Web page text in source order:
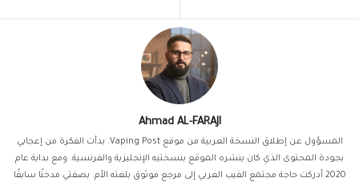
Ahmad AL-FARAJI
المسؤول عن إطلاق النسخة العربية من موقع Vaping Post. بدأت الفكرة من إعجابي
بجودة المحتوى الذي كان ينشره الموقع بنسختيه الإنجليزية والفرنسية. ومع بداية عام
2020 أدركت حاجة مجتمع الفيب العربي إلى مرجع موثوق بلغته الأم. بصفتي مدخنًا سابقًا